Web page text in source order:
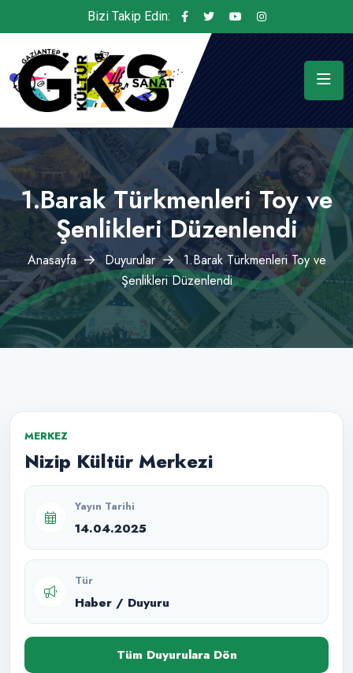
Bizi Takip Edin:
1.Barak Türkmenleri Toy ve
Şenlikleri Düzenlendi
Anasayfa Duyurular
1.Barak Türkmenleri Toy ve
Şenlikleri Düzenlendi
MERKEZ
Nizip Kültür Merkezi
Yayın Tarihi
14.04.2025
Tür
Haber / Duyuru
Tüm Duyurulara Dön